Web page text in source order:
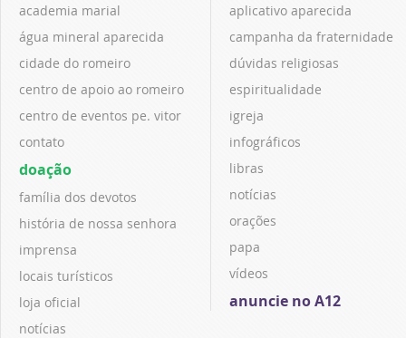
academia marial
água mineral aparecida
cidade do romeiro
centro de apoio ao romeiro
centro de eventos pe. vitor
contato
doação
família dos devotos
história de nossa senhora
imprensa
locais turísticos
loja oficial
notícias
aplicativo aparecida
campanha da fraternidade
dúvidas religiosas
espiritualidade
igreja
infográficos
libras
notícias
orações
papa
vídeos
anuncie no A12